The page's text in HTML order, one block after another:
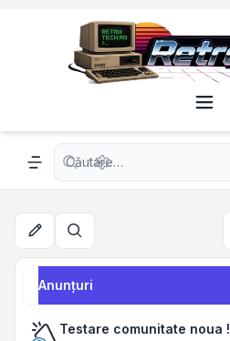
Navigation menu
Căutare avansată
Căutare
Anunţuri
Testare comunitate noua !